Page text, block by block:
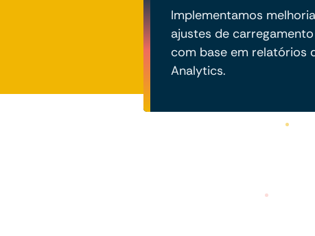
Implementamos
ajustes de
com base em relatórios
Analytics.